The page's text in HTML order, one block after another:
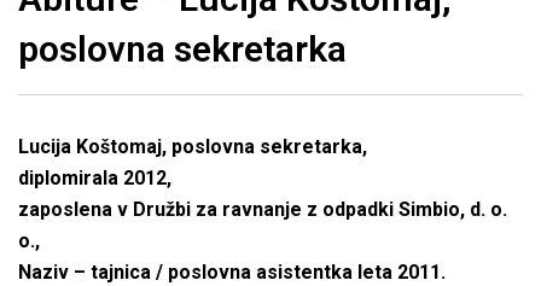
poslovna sekretarka
Lucija Koštomaj, poslovna sekretarka,
diplomirala 2012,
zaposlena v Družbi za ravnanje z odpadki Simbio, d. o.
o.,
Naziv – tajnica / poslovna asistentka leta 2011.